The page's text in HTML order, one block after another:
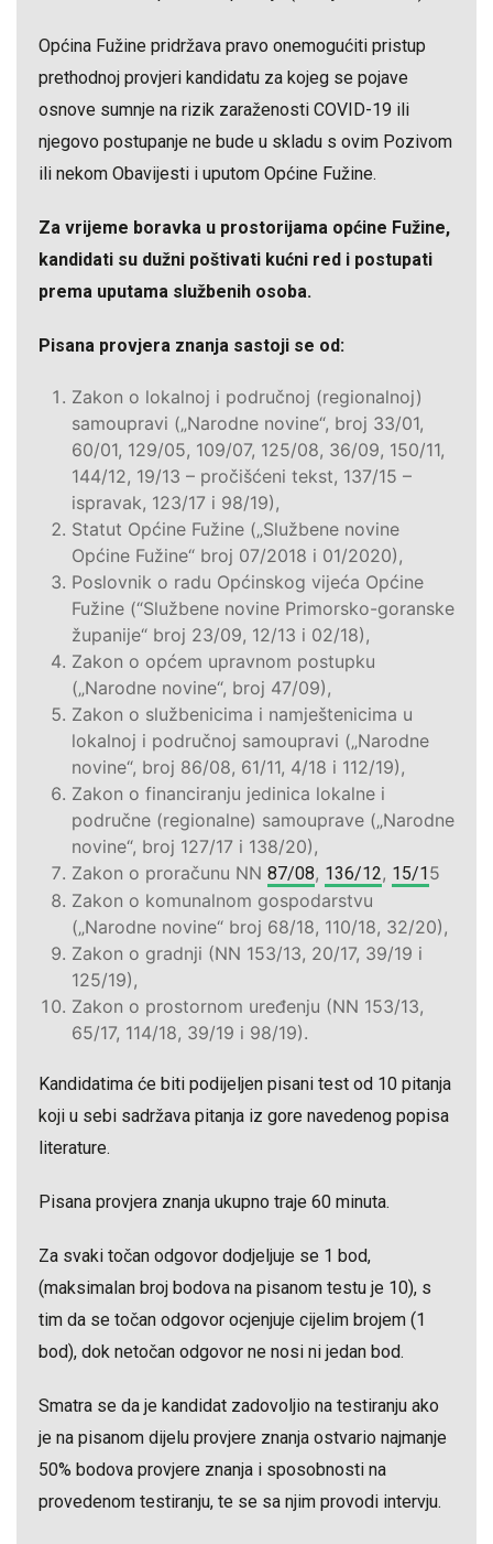
Općina Fužine pridržava pravo onemogućiti pristup
prethodnoj provjeri kandidatu za kojeg se pojave
osnove sumnje na rizik zaraženosti COVID-19 ili
njegovo postupanje ne bude u skladu s ovim Pozivom
ili nekom Obavijesti i uputom Općine Fužine.
Za vrijeme boravka u prostorijama općine Fužine,
kandidati su dužni poštivati kućni red i postupati
prema uputama službenih osoba.
Pisana provjera znanja sastoji se od:
Zakon o lokalnoj i područnoj (regionalnoj)
samoupravi („Narodne novine“, broj 33/01,
60/01, 129/05, 109/07, 125/08, 36/09, 150/11,
144/12, 19/13 – pročišćeni tekst, 137/15 –
ispravak, 123/17 i 98/19),
Statut Općine Fužine („Službene novine
Općine Fužine“ broj 07/2018 i 01/2020),
Poslovnik o radu Općinskog vijeća Općine
Fužine (“Službene novine Primorsko-goranske
županije“ broj 23/09, 12/13 i 02/18),
Zakon o općem upravnom postupku
(„Narodne novine“, broj 47/09),
Zakon o službenicima i namještenicima u
lokalnoj i područnoj samoupravi („Narodne
novine“, broj 86/08, 61/11, 4/18 i 112/19),
Zakon o financiranju jedinica lokalne i
područne (regionalne) samouprave („Narodne
novine“, broj 127/17 i 138/20),
Zakon o proračunu NN 87/08, 136/12, 15/15
Zakon o komunalnom gospodarstvu
(„Narodne novine“ broj 68/18, 110/18, 32/20),
Zakon o gradnji (NN 153/13, 20/17, 39/19 i
125/19),
Zakon o prostornom uređenju (NN 153/13,
65/17, 114/18, 39/19 i 98/19).
Kandidatima će biti podijeljen pisani test od 10 pitanja
koji u sebi sadržava pitanja iz gore navedenog popisa
literature.
Pisana provjera znanja ukupno traje 60 minuta.
Za svaki točan odgovor dodjeljuje se 1 bod,
(maksimalan broj bodova na pisanom testu je 10), s
tim da se točan odgovor ocjenjuje cijelim brojem (1
bod), dok netočan odgovor ne nosi ni jedan bod.
Smatra se da je kandidat zadovoljio na testiranju ako
je na pisanom dijelu provjere znanja ostvario najmanje
50% bodova provjere znanja i sposobnosti na
provedenom testiranju, te se sa njim provodi intervju.